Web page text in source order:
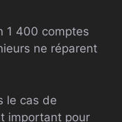
1 400 comptes
ne réparent
le cas de
important pour